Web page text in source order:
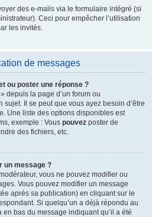
des e-mails via le formulaire intégré (si
Ceci pour empêcher l’utilisation
les invités.
de messages
ou poster une réponse ?
depuis la page d’un forum ou
sujet. Il se peut que vous ayez besoin d’être
Une liste des options disponibles est
exemple : Vous pouvez poster de
des fichiers, etc.
un message ?
vous ne pouvez modifier ou
Vous pouvez modifier un message
après sa publication) en cliquant sur le
Si quelqu’un a déjà répondu au
en bas du message indiquant qu’il a été